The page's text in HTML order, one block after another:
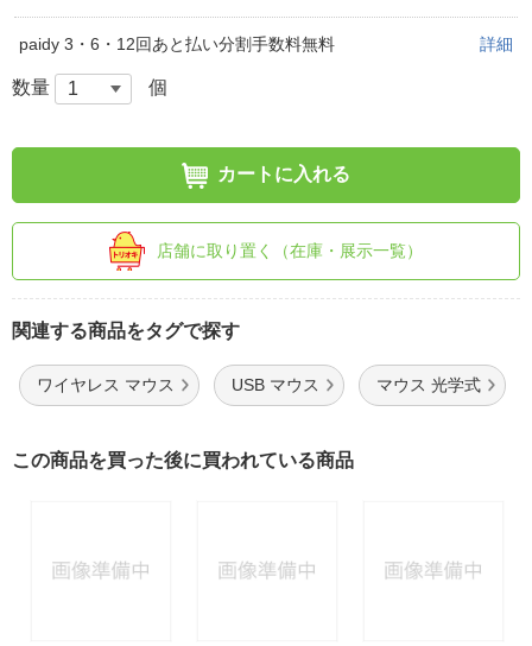
paidy 3・6・12回あと払い分割手数料無料 詳細
数量 個
カートに入れる
店舗に取り置く（在庫・展示一覧）
関連する商品をタグで探す
ワイヤレス マウス USB マウス マウス 光学式
この商品を買った後に買われている商品